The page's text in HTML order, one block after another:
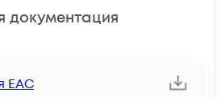
документация
ЕАС